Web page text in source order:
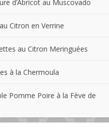
d’Abricot au Muscovado
Citron en Verrine
au Citron Meringuées
à la Chermoula
Pomme Poire à la Fève de